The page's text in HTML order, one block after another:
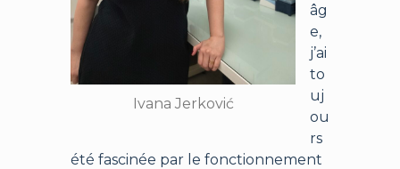
Ivana Jerković
âg
e,
j’ai
to
uj
ou
rs
été fascinée par le fonctionnement